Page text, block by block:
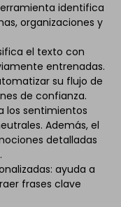
identifica
organizaciones y
el texto con
entrenadas.
su flujo de
de confianza.
los sentimientos
Además, el
detalladas
ayuda a
frases clave